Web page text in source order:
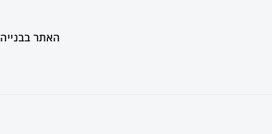
האתר בבנייה